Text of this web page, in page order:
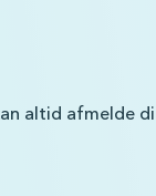
altid afmelde